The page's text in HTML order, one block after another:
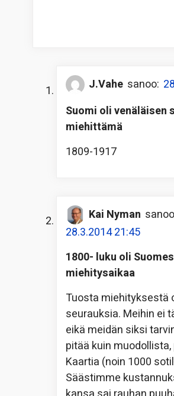
J.Vahe sanoo:
Suomi oli venäläisen
miehittämä
1809-1917
Kai Nyman
28.3.2014 21:45
1800- luku oli
miehitysaikaa
Tuosta miehityksestä
seurauksia. Meihin ei
eikä meidän siksi
pitää kuin
Kaartia (noin 1000
Säästimme